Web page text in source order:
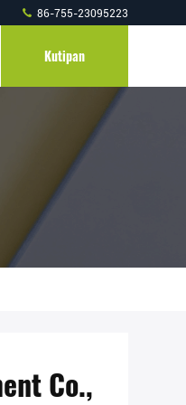
86-755-23095223
Kutipan
Co.,